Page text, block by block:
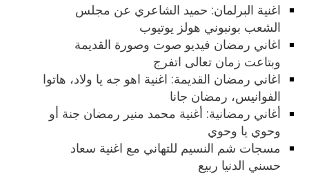
اغنية البرلمان: حميد الشاعري عن مجلس
الشعب بونبوني هولز يوتيوب
اغاني رمضان فيديو صوت وصورة القديمة
وبتاعت زمان تعالى اتفرج
اغاني رمضان القديمة: اغنية اهو جه يا ولاد، هاتوا
الفوانيس، رمضان جانا
أغاني رمضانية: أغنية محمد منير رمضان جنة أو
وحوي يا وحوي
مسجات شم النسيم للتهاني مع اغنية سعاد
حسني الدنيا ربيع